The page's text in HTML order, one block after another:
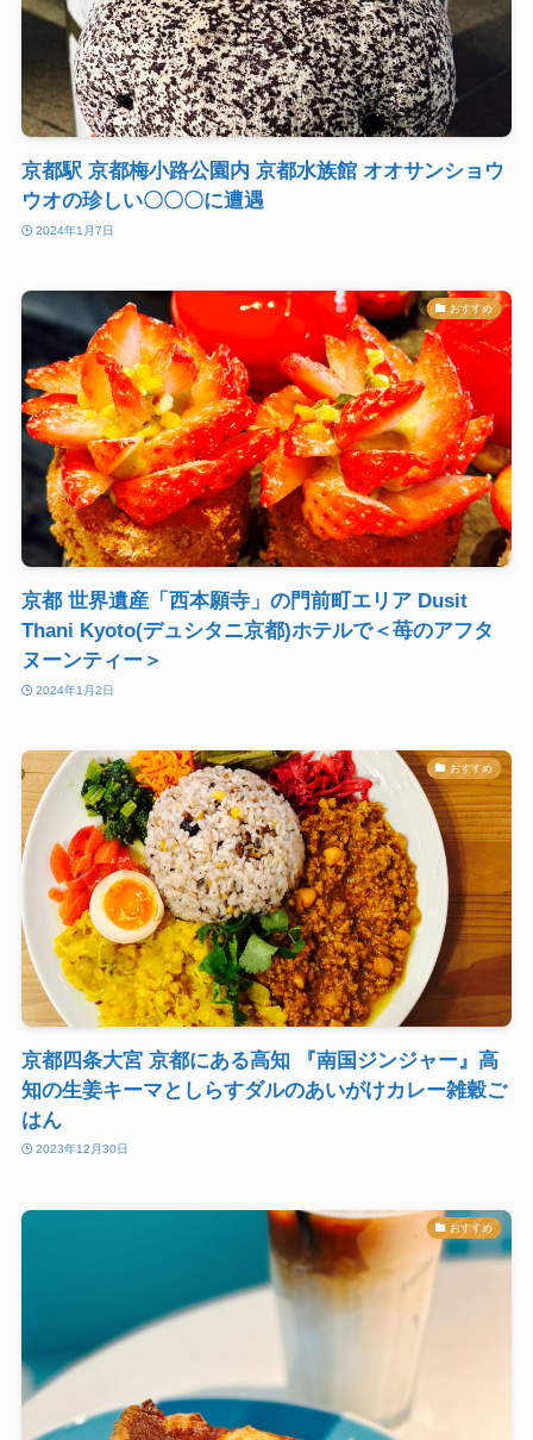
京都駅 京都梅小路公園内 京都水族館 オオサンショウ
ウオの珍しい〇〇〇に遭遇
2024年1月7日
おすすめ
京都 世界遺産「西本願寺」の門前町エリア Dusit
Thani Kyoto(デュシタニ京都)ホテルで＜苺のアフタ
ヌーンティー＞
2024年1月2日
おすすめ
京都四条大宮 京都にある高知 『南国ジンジャー』高
知の生姜キーマとしらすダルのあいがけカレー雑穀ご
はん
2023年12月30日
おすすめ